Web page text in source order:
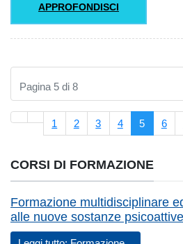
APPROFONDISCI
Pagina 5 di 8
1 2 3 4 5 6
CORSI DI FORMAZIONE
Formazione multidisciplinare
alle nuove sostanze